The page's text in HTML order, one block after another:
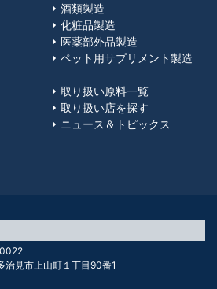
酒類製造
化粧品製造
医薬部外品製造
ペット用サプリメント製造
取り扱い原料一覧
取り扱い店を探す
ニュース＆トピックス
治見市上山町１丁目90番1